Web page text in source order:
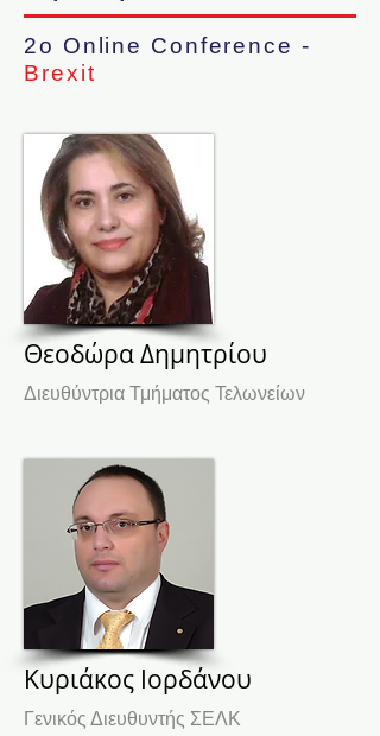
2ο Online Conference -
Brexit
Θεοδώρα Δημητρίου
Διευθύντρια Τμήματος Τελωνείων
Κυριάκος Ιορδάνου
Γενικός Διευθυντής ΣΕΛΚ